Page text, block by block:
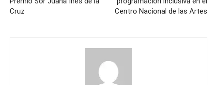
Cruz
Centro Nacional de las Artes